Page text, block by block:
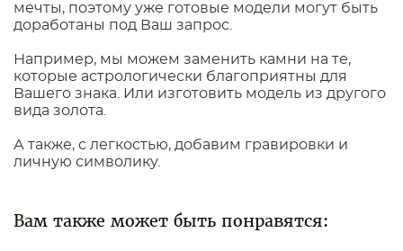
мечты, поэтому уже готовые модели могут быть
доработаны под Ваш запрос.
Например, мы можем заменить камни на те,
которые астрологически благоприятны для
Вашего знака. Или изготовить модель из другого
вида золота.
А также, с легкостью, добавим гравировки и
личную символику.
Вам также может быть понравятся: